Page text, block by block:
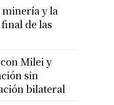
y la
de las
Milei y
sin
bilateral